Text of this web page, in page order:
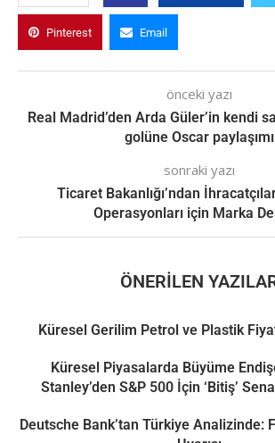
Pinterest Email
önceki yazı
Real Madrid’den Arda Güler’in kendi
golüne Oscar paylaşımı
sonraki yazı
Ticaret Bakanlığı’ndan
Operasyonları için Marka
ÖNERILEN
Küresel Gerilim Petrol ve Plastik
Küresel Piyasalarda Büyüme
Stanley’den S&P 500 İçin ‘Bitiş’
Deutsche Bank’tan Türkiye Analizinde: